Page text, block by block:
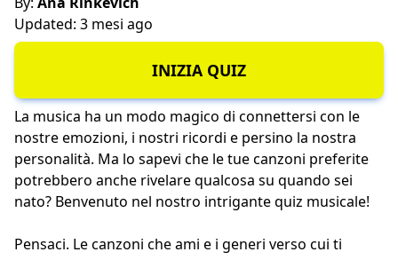
Updated: 3 mesi ago
INIZIA QUIZ
La musica ha un modo magico di connettersi con le
nostre emozioni, i nostri ricordi e persino la nostra
personalità. Ma lo sapevi che le tue canzoni preferite
potrebbero anche rivelare qualcosa su quando sei
nato? Benvenuto nel nostro intrigante quiz musicale!
Pensaci. Le canzoni che ami e i generi verso cui ti